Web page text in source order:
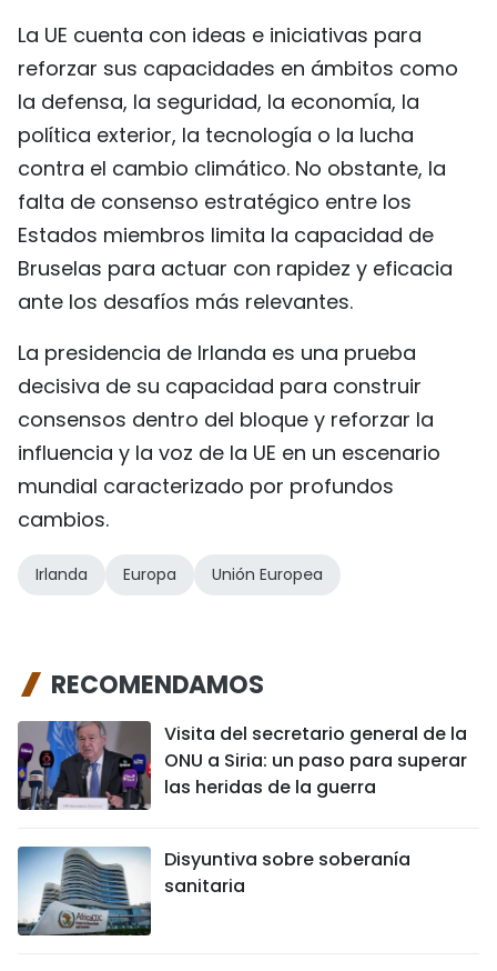
La UE cuenta con ideas e iniciativas para
reforzar sus capacidades en ámbitos como
la defensa, la seguridad, la economía, la
política exterior, la tecnología o la lucha
contra el cambio climático. No obstante, la
falta de consenso estratégico entre los
Estados miembros limita la capacidad de
Bruselas para actuar con rapidez y eficacia
ante los desafíos más relevantes.
La presidencia de Irlanda es una prueba
decisiva de su capacidad para construir
consensos dentro del bloque y reforzar la
influencia y la voz de la UE en un escenario
mundial caracterizado por profundos
cambios.
Irlanda Europa Unión Europea
RECOMENDAMOS
Visita del secretario general de la
ONU a Siria: un paso para superar
las heridas de la guerra
Disyuntiva sobre soberanía
sanitaria